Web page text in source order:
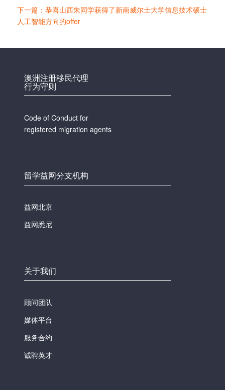
下一篇：恭喜山西朱同学获得了新南威尔士大学信息技术硕士
人工智能方向的offer
澳洲注册移民代理
行为守则
Code of Conduct for
registered migration agents
留学益网分支机构
益网北京
益网悉尼
关于我们
顾问团队
媒体平台
服务合约
诚聘英才